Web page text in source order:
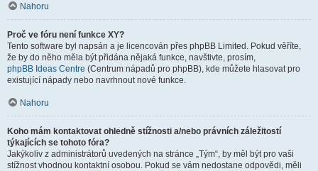
Nahoru
Proč ve fóru není funkce XY?
Tento software byl napsán a je licencován přes phpBB Limited. Pokud věříte,
že by do něho měla být přidána nějaká funkce, navštivte, prosím,
phpBB Ideas Centre (Centrum nápadů pro phpBB), kde můžete hlasovat pro
existující nápady nebo navrhnout nové funkce.
Nahoru
Koho mám kontaktovat ohledně stížnosti a/nebo právních záležitostí
týkajících se tohoto fóra?
Jakýkoliv z administrátorů uvedených na stránce „Tým“, by měl být pro vaši
stížnost vhodnou kontaktní osobou. Pokud se vám nedostane odpovědi, měli